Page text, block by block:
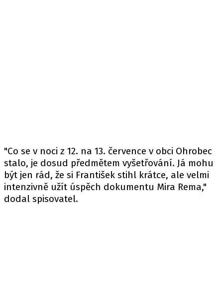
"Co se v noci z 12. na 13. července v obci Ohrobec
stalo, je dosud předmětem vyšetřování. Já mohu
být jen rád, že si František stihl krátce, ale velmi
intenzivně užít úspěch dokumentu Mira Rema,"
dodal spisovatel.